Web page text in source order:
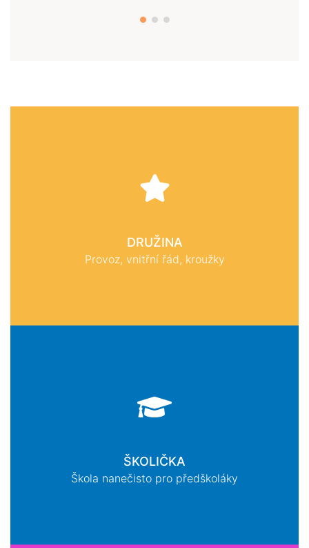
DRUŽINA
Provoz, vnitřní řád, kroužky
ŠKOLIČKA
Škola nanečisto pro předškoláky